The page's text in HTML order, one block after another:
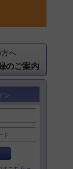
方へ
のご案内
ン